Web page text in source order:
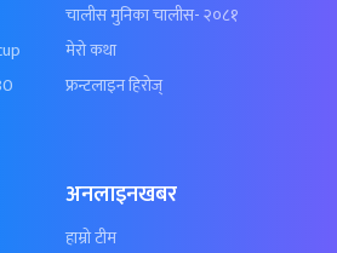
चालीस मुनिका चालीस- २०८१
मेरो कथा
फ्रन्टलाइन हिरोज्
अनलाइनखबर
हाम्रो टीम